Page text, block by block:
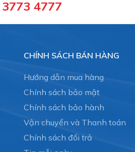
4777
CHÍNH SÁCH BÁN HÀNG
Hướng dẫn mua hàng
Chính sách bảo mật
Chính sách bảo hành
Vận chuyển và Thanh toán
Chính sách đổi trả